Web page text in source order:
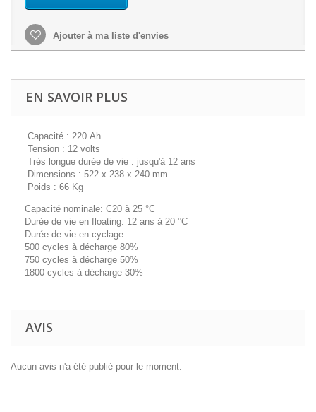
Ajouter à ma liste d'envies
EN SAVOIR PLUS
Capacité : 220 Ah
Tension : 12 volts
Très longue durée de vie : jusqu'à 12 ans
Dimensions : 522 x 238 x 240 mm
Poids : 66 Kg
Capacité nominale: C20 à 25 °C
Durée de vie en floating: 12 ans à 20 °C
Durée de vie en cyclage:
500 cycles à décharge 80%
750 cycles à décharge 50%
1800 cycles à décharge 30%
AVIS
Aucun avis n'a été publié pour le moment.